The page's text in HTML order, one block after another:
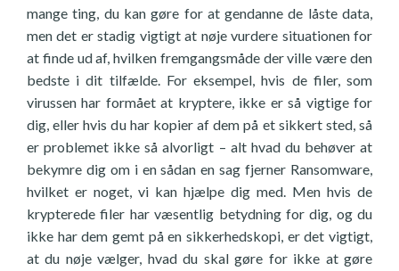
mange ting, du kan gøre for at gendanne de låste data,
men det er stadig vigtigt at nøje vurdere situationen for
at finde ud af, hvilken fremgangsmåde der ville være den
bedste i dit tilfælde. For eksempel, hvis de filer, som
virussen har formået at kryptere, ikke er så vigtige for
dig, eller hvis du har kopier af dem på et sikkert sted, så
er problemet ikke så alvorligt – alt hvad du behøver at
bekymre dig om i en sådan en sag fjerner Ransomware,
hvilket er noget, vi kan hjælpe dig med. Men hvis de
krypterede filer har væsentlig betydning for dig, og du
ikke har dem gemt på en sikkerhedskopi, er det vigtigt,
at du nøje vælger, hvad du skal gøre for ikke at gøre